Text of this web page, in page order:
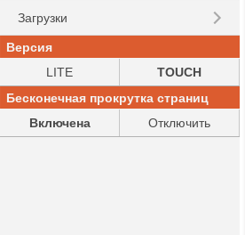
Загрузки
Версия
LITE
TOUCH
Бесконечная прокрутка страниц
Включена
Отключить